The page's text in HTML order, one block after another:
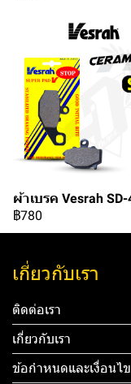
ผ้าเบรค Vesrah SD-
฿780
เกี่ยวกับเรา
ติดต่อเรา
เกี่ยวกับเรา
ข้อกำหนดและเงื่อนไข